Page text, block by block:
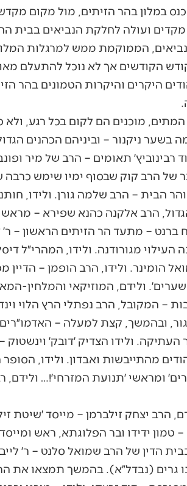
במלון בהר הזיתים, מול מקום
ועולה לחלקת הנביאים בבית
הממוקמת ממש למרגלות
הקודשים אך לא נוכל להתעלם
רגליהם של למעלה מ-100 אלף היהודים היקרים והיקרות
מוכנים הם לקום בכל רגע, ולא
ניקנור – וביניהם הכהנים
רבינוביץ׳ תאומים – הרב של מיר
ותלמיד חבר של הרב קוק שבסוף ימיו שימש
הבית – הרב שלמה גורן. ולידו,
הרב אלקנה כהנא שפירא –
ברנט – מתעד הר הזיתים הראשון –
מגורודנה. ולידו, המהרי״ל
הומינר. ולידו, הרב הופמן – הדיין
ולידם, המוזיקאי והמלחין-
– המקובל, הרב נפתלי הרץ הלוי
ובהמשך, קצת למעלה –
ולידו הצדיק ׳דובק׳ וינשטוק
מהתייבשות ואבדון. ולידו,
ומראשי ׳תנועת המזרחי׳!… ולידם,
הרב יצחק זילברמן – מייסד ׳שיטת
ידידו ובר הפלוגתא, ראש
הדין של הרב שמואל סלנט – ר׳ לייב
גרים (נבדל״א). בהמשך תמצאו את